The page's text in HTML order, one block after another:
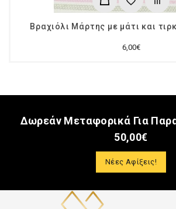
Βραχιόλι Μάρτης με μάτι και
6,00€
Δωρεάν Μεταφορικά Για
50,00€
Νέες Αφίξεις!